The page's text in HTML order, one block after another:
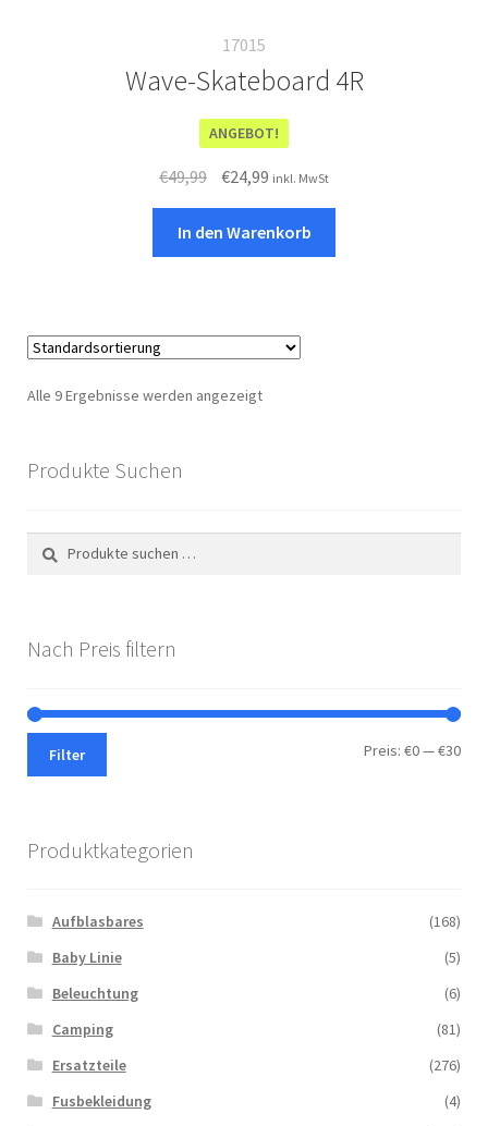
17015
Wave-Skateboard 4R
ANGEBOT!
€49,99
Ursprünglicher
Preis
war:
€49,99
€24,99Aktueller
Preis
ist:
€24,99.
inkl. MwSt
In den Warenkorb
Alle 9 Ergebnisse werden angezeigt
Produkte Suchen
Suchen
nach:
Suchen
Nach Preis filtern
Min.
Max.
Filter Preis: €0—€30
Produktkategorien
Aufblasbares
(168)
Baby Linie
(5)
Beleuchtung
(6)
Camping
(81)
Ersatzteile
(276)
Fusbekleidung
(4)